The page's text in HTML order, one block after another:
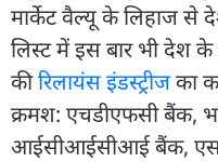
मार्केट वैल्यू के लिहाज से
लिस्ट में इस बार भी देश
कीरिलायंस इंडस्ट्रीजका
क्रमश: एचडीएफसी बैंक,
आईसीआईसीआई बैंक,